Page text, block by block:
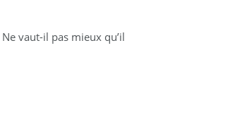
vaut-il pas mieux qu’il